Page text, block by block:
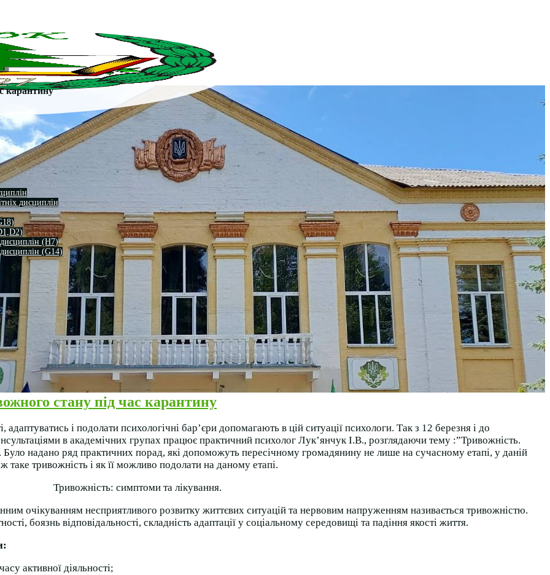
дисциплін
(H7)
(G14)
карантину
стану під час карантину
і подолати психологічні бар’єри допомагають в цій ситуації психологи. Так з 12 березня і до
в академічних групах працює практичний психолог Лук’янчук І.В., розглядаючи тему :”Тривожність.
надано ряд практичних порад, які допоможуть пересічному громадянину не лише на сучасному етапі, у даній
тривожність і як її можливо подолати на даному етапі.
Тривожність: симптоми та лікування.
очікуванням несприятливого розвитку життєвих ситуацій та нервовим напруженням називається тривожністю.
боязнь відповідальності, складність адаптації у соціальному середовищі та падіння якості життя.
активної діяльності;